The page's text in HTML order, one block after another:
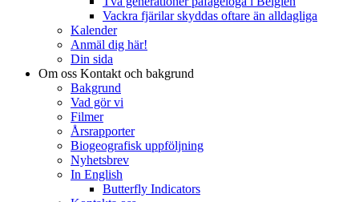
Vackra fjärilar skyddas oftare än alldagliga
Kalender
Anmäl dig här!
Din sida
Om oss Kontakt och bakgrund
Bakgrund
Vad gör vi
Filmer
Årsrapporter
Biogeografisk uppföljning
Nyhetsbrev
In English
Butterfly Indicators